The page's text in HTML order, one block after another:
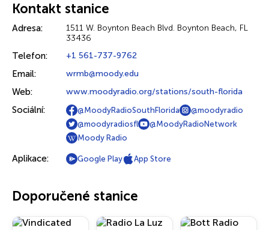
Kontakt stanice
Adresa:
1511 W. Boynton Beach Blvd. Boynton Beach, FL
33436
Telefon: +1 561-737-9762
Email: wrmb@moody.edu
Web: www.moodyradio.org/stations/south-florida
Sociální: @MoodyRadioSouthFlorida
@moodyradio
@moodyradiosfl
@MoodyRadioNetwork
Moody Radio
Aplikace: Google Play App Store
Doporučené stanice